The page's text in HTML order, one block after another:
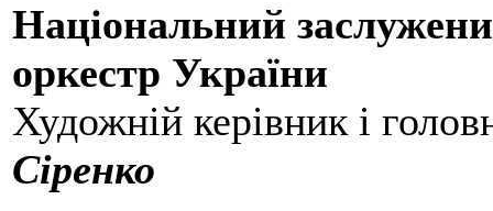
Національний
оркестр України
Художній керівник і
Сіренко